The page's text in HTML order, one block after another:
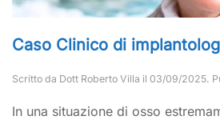
Caso Clinico di
Scritto da Dott Roberto Villa il 03/09/2025.
In una situazione di osso